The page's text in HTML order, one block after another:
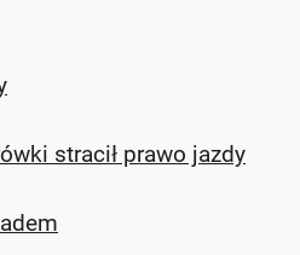
stracił prawo jazdy